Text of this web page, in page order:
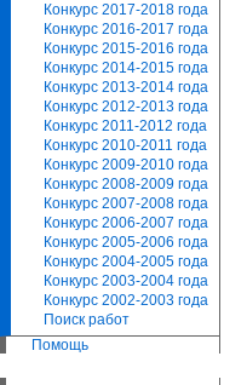
Конкурс 2017-2018 года
Конкурс 2016-2017 года
Конкурс 2015-2016 года
Конкурс 2014-2015 года
Конкурс 2013-2014 года
Конкурс 2012-2013 года
Конкурс 2011-2012 года
Конкурс 2010-2011 года
Конкурс 2009-2010 года
Конкурс 2008-2009 года
Конкурс 2007-2008 года
Конкурс 2006-2007 года
Конкурс 2005-2006 года
Конкурс 2004-2005 года
Конкурс 2003-2004 года
Конкурс 2002-2003 года
Поиск работ
Помощь